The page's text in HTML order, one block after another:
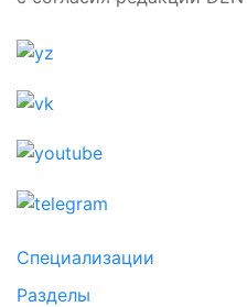
Специализации
Разделы